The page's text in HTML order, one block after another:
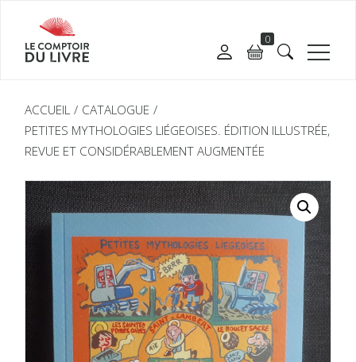
0
ACCUEIL
CATALOGUE
PETITES MYTHOLOGIES LIÉGEOISES. ÉDITION ILLUSTRÉE,
REVUE ET CONSIDÉRABLEMENT AUGMENTÉE